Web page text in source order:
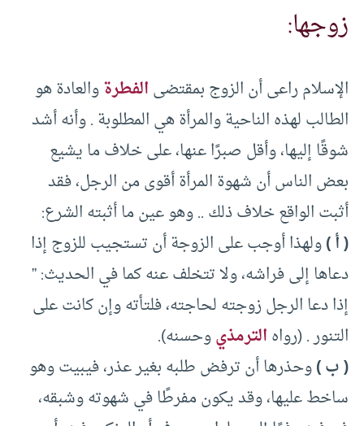
زوجها:
الإسلام راعى أن الزوج بمقتضىالفطرةوالعادة هو
الطالب لهذه الناحية والمرأة هي المطلوبة . وأنه أشد
شوقًا إليها، وأقل صبرًا عنها، على خلاف ما يشيع
بعض الناس أن شهوة المرأة أقوى من الرجل، فقد
أثبت الواقع خلاف ذلك .. وهو عين ما أثبته الشرع:
( أ )ولهذا أوجب على الزوجة أن تستجيب للزوج إذا
دعاها إلى فراشه، ولا تتخلف عنه كما في الحديث: ”
إذا دعا الرجل زوجته لحاجته، فلتأته وإن كانت على
التنور . (رواهالترمذيوحسنه).
( ب )وحذرها أن ترفض طلبه بغير عذر، فيبيت وهو
ساخط عليها، وقد يكون مفرطًا في شهوته وشبقه،